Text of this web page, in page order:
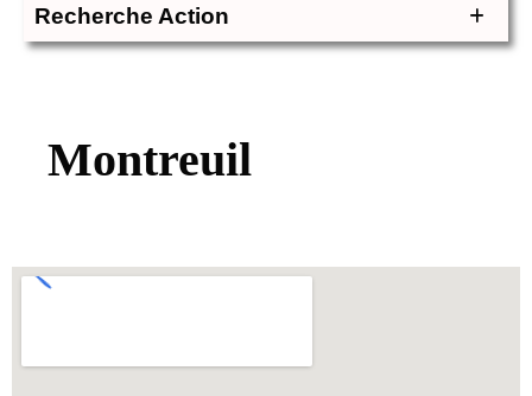
Recherche Action
Montreuil